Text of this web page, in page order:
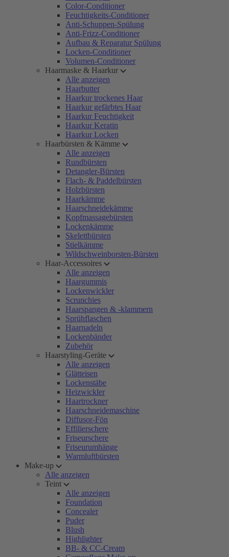
Color-Conditioner
Feuchtigkeits-Conditioner
Anti-Schuppen-Spülung
Anti-Frizz-Conditioner
Aufbau & Reparatur Spülung
Locken-Conditioner
Volumen-Conditioner
Haarmaske & Haarkur
Alle anzeigen
Haarbutter
Haarkur trockenes Haar
Haarkur gefärbtes Haar
Haarkur Feuchtigkeit
Haarkur Keratin
Haarkur Locken
Haarbürsten & Kämme
Alle anzeigen
Rundbürsten
Detangler-Bürsten
Flach- & Paddelbürsten
Holzbürsten
Haarkämme
Haarschneidekämme
Kopfmassagebürsten
Lockenkämme
Skelettbürsten
Stielkämme
Wildschweinborsten-Bürsten
Haar-Accessoires
Alle anzeigen
Haargummis
Lockenwickler
Scrunchies
Haarspangen & -klammern
Sprühflaschen
Haarnadeln
Lockenbänder
Zubehör
Haarstyling-Geräte
Alle anzeigen
Glätteisen
Lockenstäbe
Heizwickler
Haartrockner
Haarschneidemaschine
Diffusor-Fön
Effilierschere
Friseurschere
Friseurumhänge
Warmluftbürsten
Make-up
Alle anzeigen
Teint
Alle anzeigen
Foundation
Concealer
Puder
Blush
Highlighter
BB- & CC-Cream